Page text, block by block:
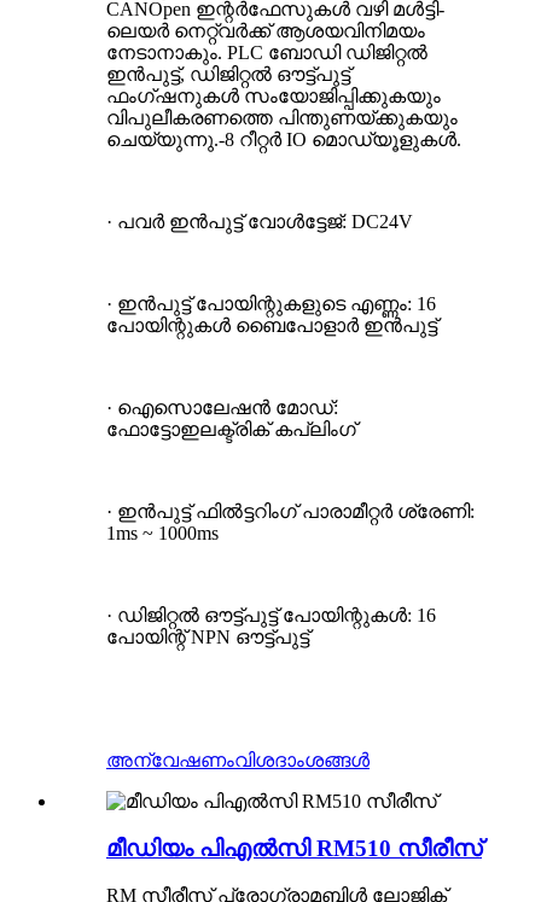
CANOpen ഇന്റർഫേസുകൾ വഴി മൾട്ടി-
ലെയർ നെറ്റ്‌വർക്ക് ആശയവിനിമയം
നേടാനാകും. PLC ബോഡി ഡിജിറ്റൽ
ഇൻപുട്ട്, ഡിജിറ്റൽ ഔട്ട്‌പുട്ട്
ഫംഗ്ഷനുകൾ സംയോജിപ്പിക്കുകയും
വിപുലീകരണത്തെ പിന്തുണയ്ക്കുകയും
ചെയ്യുന്നു.-8 റീറ്റർ IO മൊഡ്യൂളുകൾ.
· പവർ ഇൻപുട്ട് വോൾട്ടേജ്: DC24V
· ഇൻപുട്ട് പോയിന്റുകളുടെ എണ്ണം: 16
പോയിന്റുകൾ ബൈപോളാർ ഇൻപുട്ട്
· ഐസൊലേഷൻ മോഡ്:
ഫോട്ടോഇലക്ട്രിക് കപ്ലിംഗ്
· ഇൻപുട്ട് ഫിൽട്ടറിംഗ് പാരാമീറ്റർ ശ്രേണി:
1ms ~ 1000ms
· ഡിജിറ്റൽ ഔട്ട്പുട്ട് പോയിന്റുകൾ: 16
പോയിന്റ് NPN ഔട്ട്പുട്ട്
അന്വേഷണംവിശദാംശങ്ങൾ
മീഡിയം പി‌എൽ‌സി RM510 സീരീസ്
RM സീരീസ് പ്രോഗ്രാമബിൾ ലോജിക്